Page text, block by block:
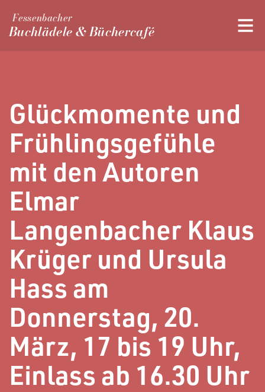
Fessenbacher
Buchlädele & Büchercafé
Glückmomente und
Frühlingsgefühle
mit den Autoren
Elmar
Langenbacher Klaus
Krüger und Ursula
Hass am
Donnerstag, 20.
März, 17 bis 19 Uhr,
Einlass ab 16.30 Uhr